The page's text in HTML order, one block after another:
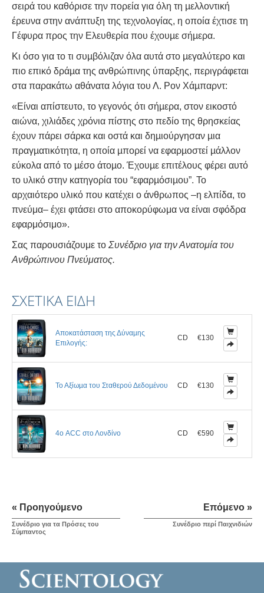
σειρά του καθόρισε την πορεία για όλη τη µελλοντική
έρευνα στην ανάπτυξη της τεχνολογίας, η οποία έχτισε τη
Γέφυρα προς την Ελευθερία που έχουµε σήµερα.
Κι όσο για το τι συµβόλιζαν όλα αυτά στο µεγαλύτερο και
πιο επικό δράµα της ανθρώπινης ύπαρξης, περιγράφεται
στα παρακάτω αθάνατα λόγια του Λ. Ρον Χάµπαρντ:
«Είναι απίστευτο, το γεγονός ότι σήµερα, στον εικοστό
αιώνα, χιλιάδες χρόνια πίστης στο πεδίο της θρησκείας
έχουν πάρει σάρκα και οστά και δηµιούργησαν µια
πραγµατικότητα, η οποία µπορεί να εφαρµοστεί µάλλον
εύκολα από το µέσο άτοµο. Έχουµε επιτέλους φέρει αυτό
το υλικό στην κατηγορία του “εφαρµόσιµου”. Το
αρχαιότερο υλικό που κατέχει ο άνθρωπος –η ελπίδα, το
πνεύμα– έχει φτάσει στο αποκορύφωμα να είναι σφόδρα
εφαρμόσιμο».
Σας παρουσιάζουμε το Συνέδριο για την Ανατομία του
Ανθρώπινου Πνεύματος.
ΣΧΕΤΙΚΆ ΕΊΔΗ
Αποκατάσταση της Δύναµης
Επιλογής:
CD €130
Το Αξίωµα του Σταθερού Δεδοµένου CD €130
4ο ACC στο Λονδίνο CD €590
« Προηγούμενο
Συνέδριο για τα Πρόσες του
Σύµπαντος
Επόμενο »
Συνέδριο περί Παιχνιδιών